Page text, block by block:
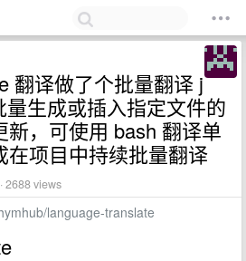
翻译做了个批量翻译 j
生成或插入指定文件的
新，可使用 bash 翻译单
在项目中持续批量翻译
2688 views
language-translate